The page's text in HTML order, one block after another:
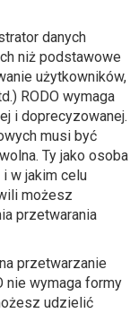
danych
niż podstawowe
użytkowników,
RODO wymaga
i doprecyzowanej.
musi być
Ty jako osoba
w jakim celu
możesz
przetwarania
przetwarzanie
nie wymaga formy
udzielić